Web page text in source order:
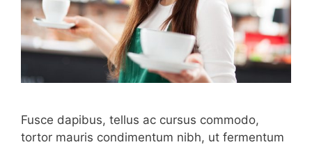
Fusce dapibus, tellus ac cursus commodo,
tortor mauris condimentum nibh, ut fermentum